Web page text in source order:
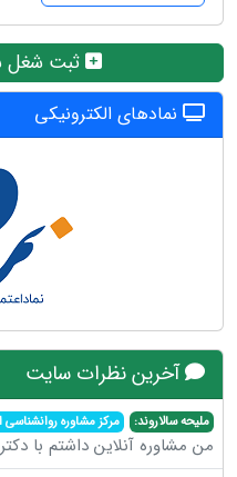
ثبت شغل
نمادهای الکترونیکی
آخرین نظرات سایت
ملیحه سالاروند: مرکز مشاوره روانشناسی
من مشاوره آنلاین داشتم با